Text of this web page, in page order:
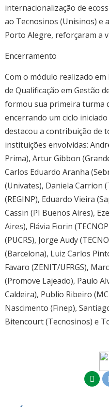
internacionalização de
ao Tecnosinos (Unisinos) e
Porto Alegre, reforçaram a
Encerramento
Com o módulo realizado
de Qualificação em Gestão
formou sua primeira turma
encerrando um ciclo
destacou a contribuição de
instituições envolvidas:
Prima), Artur Gibbon
Carlos Eduardo Aranha
(Univates), Daniela Carrion
(REGINP), Eduardo Vieira
Cassin (PI Buenos Aires),
Aires), Flávia Fiorin
(PUCRS), Jorge Audy
(Barcelona), Luiz Carlos
Favaro (ZENIT/UFRGS),
(Promove Lajeado), Paulo
Caldeira), Publio Ribeiro
Nascimento (Finep),
Bitencourt (Tecnosinos) e